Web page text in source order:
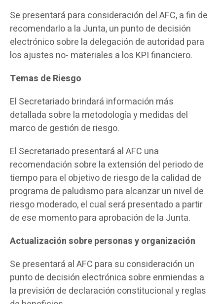
Se presentará para consideración del AFC, a fin de
recomendarlo a la Junta, un punto de decisión
electrónico sobre la delegación de autoridad para
los ajustes no- materiales a los KPI financiero.
Temas de Riesgo
El Secretariado brindará información más
detallada sobre la metodología y medidas del
marco de gestión de riesgo.
El Secretariado presentará al AFC una
recomendación sobre la extensión del periodo de
tiempo para el objetivo de riesgo de la calidad de
programa de paludismo para alcanzar un nivel de
riesgo moderado, el cual será presentado a partir
de ese momento para aprobación de la Junta.
Actualización sobre personas y organización
Se presentará al AFC para su consideración un
punto de decisión electrónica sobre enmiendas a
la previsión de declaración constitucional y reglas